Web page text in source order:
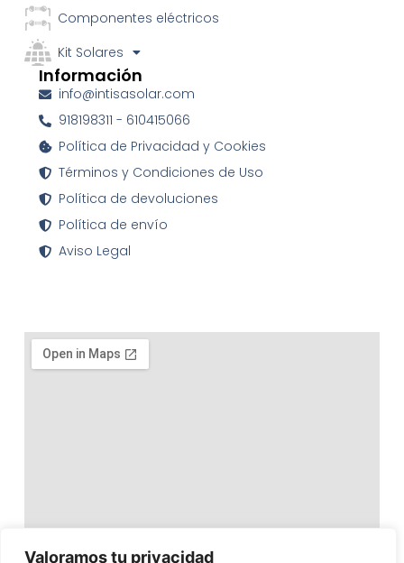
Valoramos tu privacidad
Componentes eléctricos
Kit Solares
Información
info@intisasolar.com
918198311 - 610415066
Política de Privacidad y Cookies
Términos y Condiciones de Uso
Política de devoluciones
Política de envío
Aviso Legal